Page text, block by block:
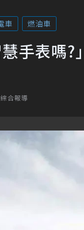
車 燃油車
慧手表
合報導